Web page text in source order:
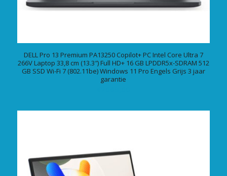
DELL Pro 13 Premium PA13250 Copilot+ PC Intel Core Ultra 7
266V Laptop 33,8 cm (13.3″) Full HD+ 16 GB LPDDR5x-SDRAM 512
GB SSD Wi-Fi 7 (802.11be) Windows 11 Pro Engels Grijs 3 jaar
garantie